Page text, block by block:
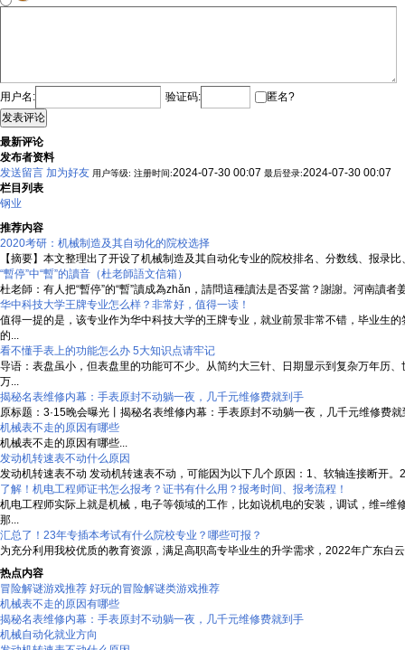
用户名: 验证码:
匿名?
发表评论
最新评论
发布者资料
发送留言 加为好友 用户等级: 注册时间:2024-07-30 00:07 最后登录:2024-07-30 00:07
栏目列表
钢业
推荐内容
2020考研：机械制造及其自动化的院校选择
【摘要】本文整理出了开设了机械制造及其自动化专业的院校排名、分数线、报录
“暫停”中“暫”的讀音（杜老師語文信箱）
杜老師：有人把“暫停”的“暫”讀成為zhǎn，請問這種讀法是否妥當？謝謝。河南讀
华中科技大学王牌专业怎么样？非常好，值得一读！
值得一提的是，该专业作为华中科技大学的王牌专业，就业前景非常不错，毕业生
的...
看不懂手表上的功能怎么办 5大知识点请牢记
导语：表盘虽小，但表盘里的功能可不少。从简约大三针、日期显示到复杂万年历
万...
揭秘名表维修内幕：手表原封不动躺一夜，几千元维修费就到手
原标题：3·15晚会曝光丨揭秘名表维修内幕：手表原封不动躺一夜，几千元维修费
机械表不走的原因有哪些
机械表不走的原因有哪些...
发动机转速表不动什么原因
发动机转速表不动 发动机转速表不动，可能因为以下几个原因：1、软轴连接断开
了解！机电工程师证书怎么报考？证书有什么用？报考时间、报考流程！
机电工程师实际上就是机械，电子等领域的工作，比如说机电的安装，调试，维=
那...
汇总了！23年专插本考试有什么院校专业？哪些可报？
为充分利用我校优质的教育资源，满足高职高专毕业生的升学需求，2022年广东
热点内容
冒险解谜游戏推荐 好玩的冒险解谜类游戏推荐
机械表不走的原因有哪些
揭秘名表维修内幕：手表原封不动躺一夜，几千元维修费就到手
机械自动化就业方向